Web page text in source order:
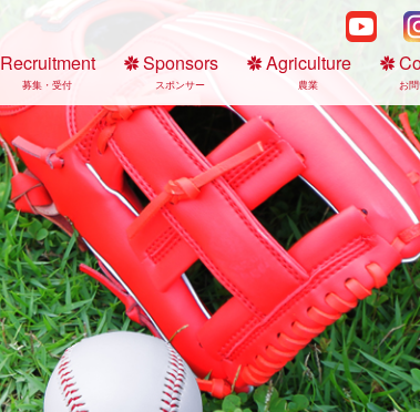
Recruitment
募集・受付
Sponsors
スポンサー
Agriculture
農業 お